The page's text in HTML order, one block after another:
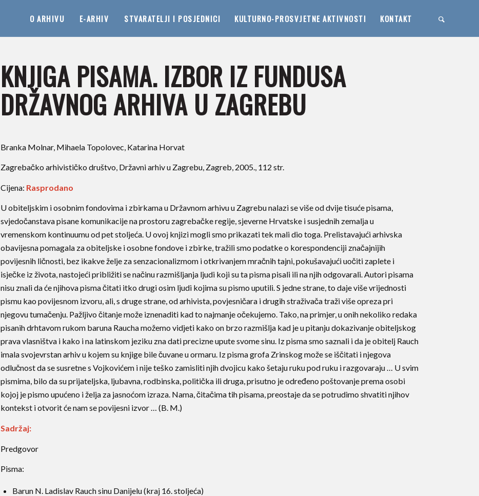
O ARHIVU E-ARHIV STVARATELJI I POSJEDNICI KULTURNO-PROSVJETNE AKTIVNOSTI KONTAKT
KNJIGA PISAMA. IZBOR IZ FUNDUSA
DRŽAVNOG ARHIVA U ZAGREBU
Branka Molnar, Mihaela Topolovec, Katarina Horvat
Zagrebačko arhivističko društvo, Državni arhiv u Zagrebu, Zagreb, 2005., 112 str.
Cijena: Rasprodano
U obiteljskim i osobnim fondovima i zbirkama u Državnom arhivu u Zagrebu nalazi se više od dvije tisuće pisama,
svjedočanstava pisane komunikacije na prostoru zagrebačke regije, sjeverne Hrvatske i susjednih zemalja u
vremenskom kontinuumu od pet stoljeća. U ovoj knjizi mogli smo prikazati tek mali dio toga. Prelistavajući arhivska
obavijesna pomagala za obiteljske i osobne fondove i zbirke, tražili smo podatke o korespondenciji značajnijih
povijesnih ličnosti, bez ikakve želje za senzacionalizmom i otkrivanjem mračnih tajni, pokušavajući uočiti zaplete i
isječke iz života, nastojeći približiti se načinu razmišljanja ljudi koji su ta pisma pisali ili na njih odgovarali. Autori pisama
nisu znali da će njihova pisma čitati itko drugi osim ljudi kojima su pismo uputili. S jedne strane, to daje više vrijednosti
pismu kao povijesnom izvoru, ali, s druge strane, od arhivista, povjesničara i drugih straživača traži više opreza pri
njegovu tumačenju. Pažljivo čitanje može iznenaditi kad to najmanje očekujemo. Tako, na primjer, u onih nekoliko redaka
pisanih drhtavom rukom baruna Raucha možemo vidjeti kako on brzo razmišlja kad je u pitanju dokazivanje obiteljskog
prava vlasništva i kako i na latinskom jeziku zna dati precizne upute svome sinu. Iz pisma smo saznali i da je obitelj Rauch
imala svojevrstan arhiv u kojem su knjige bile čuvane u ormaru. Iz pisma grofa Zrinskog može se iščitati i njegova
odlučnost da se susretne s Vojkovićem i nije teško zamisliti njih dvojicu kako šetaju ruku pod ruku i razgovaraju … U svim
pismima, bilo da su prijateljska, ljubavna, rodbinska, politička ili druga, prisutno je određeno poštovanje prema osobi
kojoj je pismo upućeno i želja za jasnoćom izraza. Nama, čitačima tih pisama, preostaje da se potrudimo shvatiti njihov
kontekst i otvorit će nam se povijesni izvor … (B. M.)
Sadržaj:
Predgovor
Pisma:
Barun N. Ladislav Rauch sinu Danijelu (kraj 16. stoljeća)